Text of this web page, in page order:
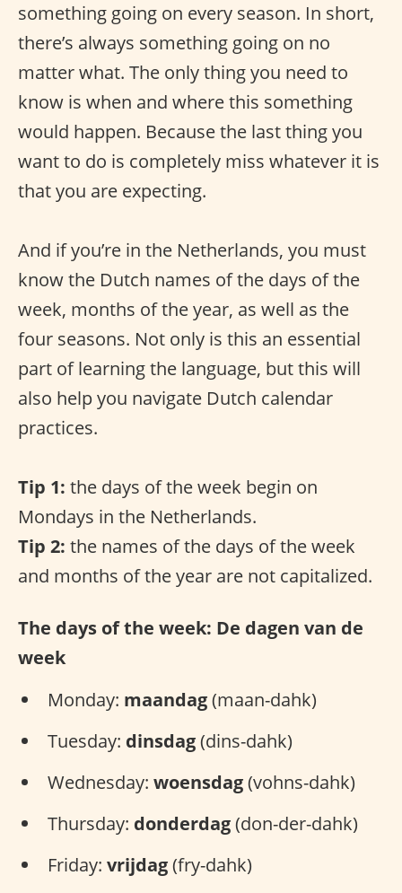
something going on every season. In short,
there’s always something going on no
matter what. The only thing you need to
know is when and where this something
would happen. Because the last thing you
want to do is completely miss whatever it is
that you are expecting.
And if you’re in the Netherlands, you must
know the Dutch names of the days of the
week, months of the year, as well as the
four seasons. Not only is this an essential
part of learning the language, but this will
also help you navigate Dutch calendar
practices.
Tip 1: the days of the week begin on
Mondays in the Netherlands.
Tip 2: the names of the days of the week
and months of the year are not capitalized.
The days of the week: De dagen van de
week
Monday: maandag(maan-dahk)
Tuesday: dinsdag(dins-dahk)
Wednesday: woensdag(vohns-dahk)
Thursday: donderdag(don-der-dahk)
Friday: vrijdag(fry-dahk)